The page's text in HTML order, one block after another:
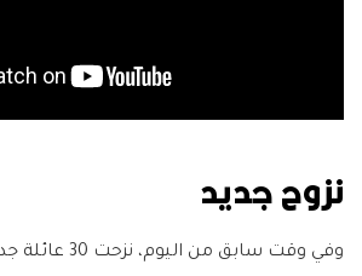
نزوح جديد
وفي وقت سابق من